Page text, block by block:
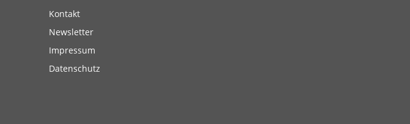
Kontakt
Newsletter
Impressum
Datenschutz